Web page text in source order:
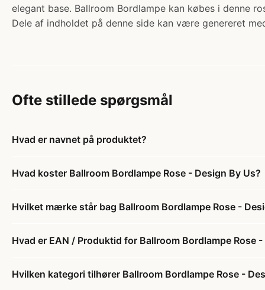
elegant base. Ballroom Bordlampe kan købes i denne
Dele af indholdet på denne side kan være genereret
Ofte stillede spørgsmål
Hvad er navnet på produktet?
Hvad koster Ballroom Bordlampe Rose - Design By Us?
Hvilket mærke står bag Ballroom Bordlampe Rose -
Hvad er EAN / Produktid for Ballroom Bordlampe Rose
Hvilken kategori tilhører Ballroom Bordlampe Rose -